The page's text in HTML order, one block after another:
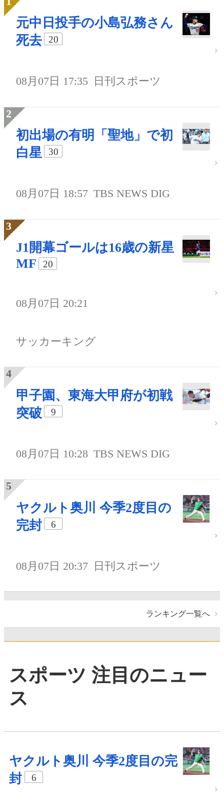
元中日投手の小島弘務さん
死去
20
08月07日 17:35 日刊スポーツ
初出場の有明「聖地」で初
白星
30
08月07日 18:57 TBS NEWS DIG
J1開幕ゴールは16歳の新星
MF
20
08月07日 20:21
サッカーキング
甲子園、東海大甲府が初戦
突破
9
08月07日 10:28 TBS NEWS DIG
ヤクルト奥川 今季2度目の
完封
6
08月07日 20:37 日刊スポーツ
ランキング一覧へ
スポーツ 注目のニュー
ス
ヤクルト奥川 今季2度目の完
封
6